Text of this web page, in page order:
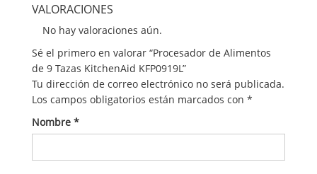
VALORACIONES
No hay valoraciones aún.
Sé el primero en valorar “Procesador de Alimentos
de 9 Tazas KitchenAid KFP0919L”
Tu dirección de correo electrónico no será publicada.
Los campos obligatorios están marcados con *
Nombre *